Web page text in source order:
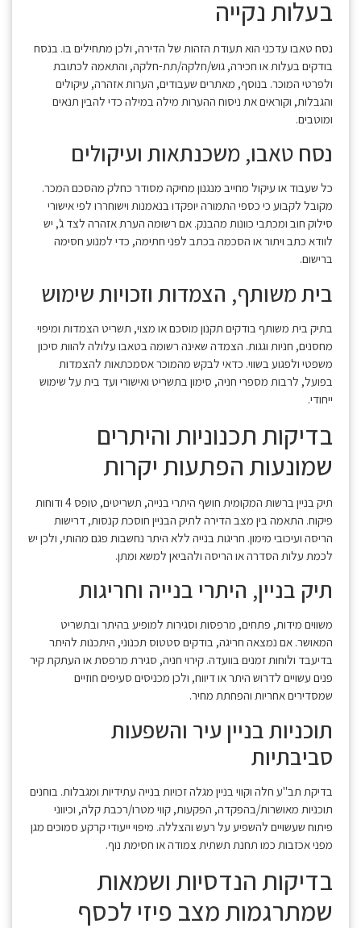
בעלות נקייה
נסח טאבו עדכני הוא תעודת הזהות של הדירה, ולכן מתחילים בו. בנסח
בודקים בעלות או חכירה, גוש/חלקה/תת-חלקה, והתאמה לכתובת
ולפרטי המוכר. בנוסף, מאתרים שעבודים, הערות אזהרה, עיקולים
והגבלות, וקוראים את ניסוח ההערות מילה במילה כדי להבין תנאים
ומוטבים.
נסח טאבו, משכנתאות ועיקולים
כל שעבוד או עיקול מחייב מנגנון מחיקה מסודר כחלק מהסכם המכר.
מקובל לקבוע כי כספי התמורה יופקדו בנאמנות וישוחררו לפי אישורי
סילוק חוב ומכתבי כוונות מהבנק. אם רשומה הערת אזהרה לצד ג', יש
לוודא כתב ויתור או הסכמה בכתב לפני חתימה, כדי למנוע חסימה
ברישום.
בית משותף, הצמדות וזכויות שימוש
בתיק בית משותף בודקים תקנון מוסכם או מצוי, תשריט הצמדות ומיפוי
מחסנים, חניות וגגות. הצמדה שאינה רשומה בטאבו עלולה להוות סיכון
משפטי ולפגוע בשווי. כדאי לבקש מהמוכר אסמכתאות להצמדות
בפועל, לרבות מספרי חניה, סימון בתשריט ואישורי ועד בית על שימוש
ייחודי.
בדיקות תכנוניות והיתרים
שמונעות הפתעות יקרות
תיק בניין ברשות המקומית חושף היתרי בנייה, תשריטים, טופס 4 ודוחות
פיקוח. התאמה בין מצב הדירה לתיק הבניין חוסכת קנסות, דרישות
הריסה ועיכובי מימון. חריגות בנייה ללא היתר נחשבות פגם מהותי, ולכן יש
לכמת עלות הסדרה או הריסה ולהביאן למשא ומתן.
תיק בניין, היתרי בנייה וחריגות
משווים מידות, פתחים, מרפסות וסגירות למופיע בהיתר ובתשריט
המאושר. אם נמצאה חריגה, בודקים סטטוס תכנוני, היתכנות להיתר
בדיעבד ולוחות זמנים בוועדה. קירוי חניה, סגירת מרפסת או העתקת קיר
פנים עשויים לדרוש היתר או דיווח, ולכן מכניסים סעיפים חוזיים
שמסדירים אחריות והפחתת מחיר.
תוכניות בניין עיר והשפעות
סביבתיות
בדיקת תב"ע חלה וקווי בניין מגלה זכויות בנייה עתידיות ומגבלות. בוחנים
תוכניות מאושרות/בהפקדה, הפקעות, קווי מטרו/רכבת קלה, וכיווני
פיתוח שעשויים להשפיע על רעש והצללה. מיפוי ייעודי קרקע סמוכים מגן
מפני אכזבות כמו תחנת תשתית צמודה או חסימת נוף.
בדיקות הנדסיות ושמאות
שמתרגמות מצב פיזי לכסף